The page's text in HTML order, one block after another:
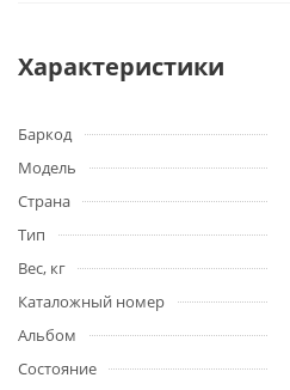
Характеристики
Баркод
Модель
Страна
Тип
Вес, кг
Каталожный номер
Альбом
Состояние